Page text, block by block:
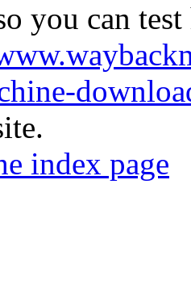
you can
index page